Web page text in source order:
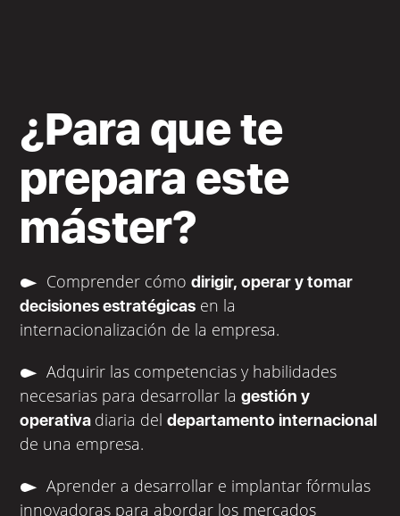
¿Para que te
prepara este
máster?
Comprender cómodirigir, operar y tomar
decisiones estratégicas en la
internacionalización de la empresa.
Adquirir las competencias y habilidades
necesarias para desarrollar lagestión y
operativa diaria deldepartamento internacional
de una empresa.
Aprender a desarrollar e implantar fórmulas
innovadoras para abordar los mercados